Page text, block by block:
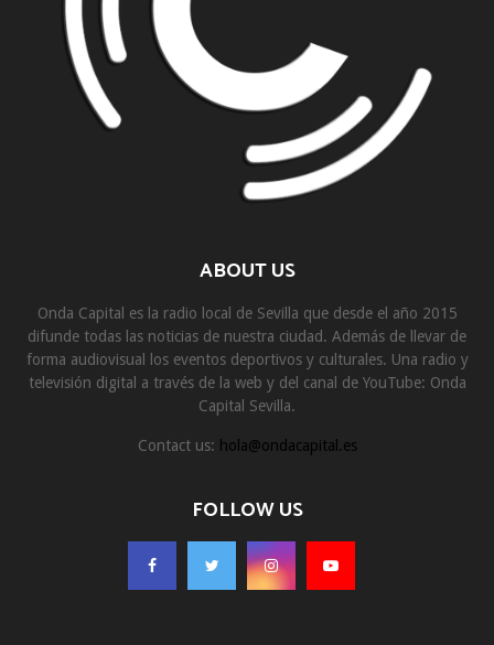
ABOUT US
Onda Capital es la radio local de Sevilla que desde el año 2015
difunde todas las noticias de nuestra ciudad. Además de llevar de
forma audiovisual los eventos deportivos y culturales. Una radio y
televisión digital a través de la web y del canal de YouTube: Onda
Capital Sevilla.
Contact us: hola@ondacapital.es
FOLLOW US